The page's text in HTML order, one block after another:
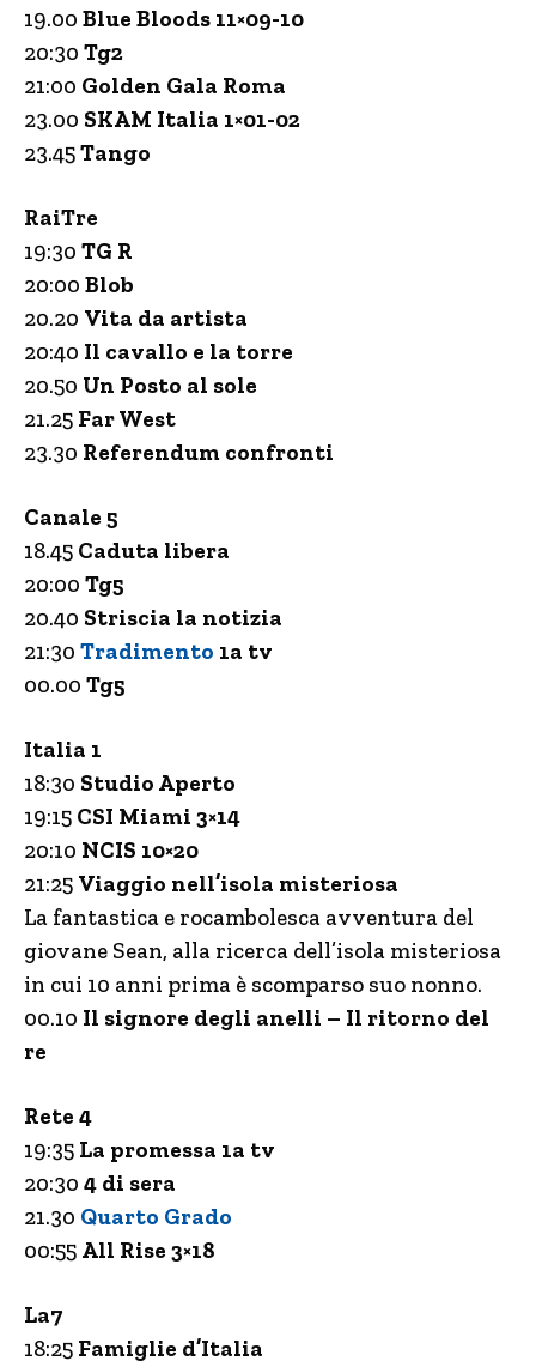
19.00 Blue Bloods 11×09-10
20:30 Tg2
21:00 Golden Gala Roma
23.00 SKAM Italia 1×01-02
23.45Tango
RaiTre
19:30 TG R
20:00 Blob
20.20 Vita da artista
20:40 Il cavallo e la torre
20.50 Un Posto al sole
21.25 Far West
23.30 Referendum confronti
Canale 5
18.45 Caduta libera
20:00 Tg5
20.40 Striscia la notizia
21:30 Tradimento 1a tv
00.00 Tg5
Italia 1
18:30 Studio Aperto
19:15 CSI Miami 3×14
20:10 NCIS 10×20
21:25 Viaggio nell’isola misteriosa
La fantastica e rocambolesca avventura del
giovane Sean, alla ricerca dell’isola misteriosa
in cui 10 anni prima è scomparso suo nonno.
00.10 Il signore degli anelli – Il ritorno del
re
Rete 4
19:35 La promessa 1a tv
20:30 4 di sera
21.30 Quarto Grado
00:55 All Rise 3×18
La7
18:25 Famiglie d’Italia